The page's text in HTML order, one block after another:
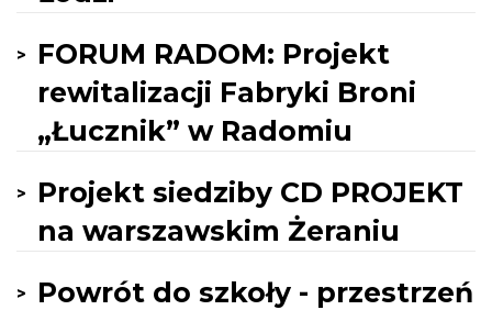
FORUM RADOM: Projekt
rewitalizacji Fabryki Broni
„Łucznik” w Radomiu
Projekt siedziby CD PROJEKT
na warszawskim Żeraniu
Powrót do szkoły - przestrzeń